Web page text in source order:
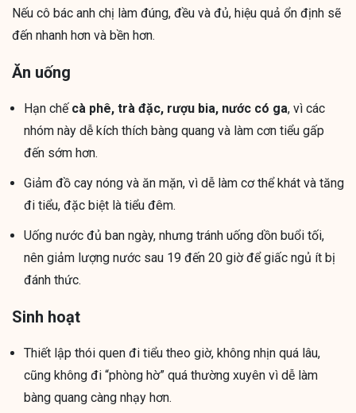
Nếu cô bác anh chị làm đúng, đều và đủ, hiệu quả ổn định sẽ
đến nhanh hơn và bền hơn.
Ăn uống
Hạn chế cà phê, trà đặc, rượu bia, nước có ga, vì các
nhóm này dễ kích thích bàng quang và làm cơn tiểu gấp
đến sớm hơn.
Giảm đồ cay nóng và ăn mặn, vì dễ làm cơ thể khát và tăng
đi tiểu, đặc biệt là tiểu đêm.
Uống nước đủ ban ngày, nhưng tránh uống dồn buổi tối,
nên giảm lượng nước sau 19 đến 20 giờ để giấc ngủ ít bị
đánh thức.
Sinh hoạt
Thiết lập thói quen đi tiểu theo giờ, không nhịn quá lâu,
cũng không đi “phòng hờ” quá thường xuyên vì dễ làm
bàng quang càng nhạy hơn.